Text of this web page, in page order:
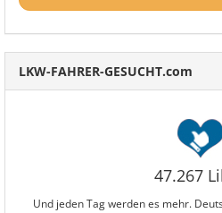
LKW-FAHRER-GESUCHT.com
47.267
Und jeden Tag werden es mehr.